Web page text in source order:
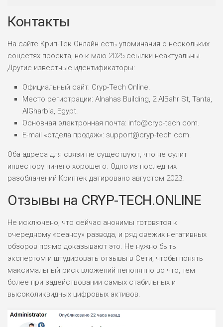
Контакты
На сайте Крип-Тек Онлайн есть упоминания о нескольких
соцсетях проекта, но к маю 2025 ссылки неактуальны.
Другие известные идентификаторы:
Официальный сайт: Cryp-Tech Online.
Место регистрации: Alnahas Building, 2 AlBahr St, Tanta,
AlGharbia, Egypt.
Основная электронная почта: info@cryp-tech com.
E-mail «отдела продаж»: support@cryp-tech com.
Оба адреса для связи не существуют, что не сулит
инвестору ничего хорошего. Одно из последних
разоблачений Криптек датировано августом 2023.
Отзывы на CRYP-TECH.ONLINE
Не исключено, что сейчас анонимы готовятся к
очередному «сеансу» развода, и ряд свежих негативных
обзоров прямо доказывают это. Не нужно быть
экспертом и штудировать отзывы в Сети, чтобы понять
максимальный риск вложений непонятно во что, тем
более при задействовании самых стабильных и
высоколиквидных цифровых активов.